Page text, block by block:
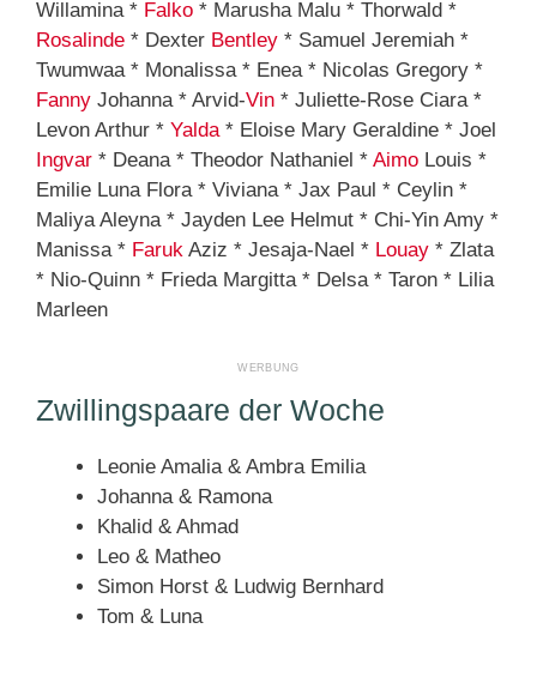
Willamina * Falko * Marusha Malu * Thorwald *
Rosalinde * Dexter Bentley * Samuel Jeremiah *
Twumwaa * Monalissa * Enea * Nicolas Gregory *
Fanny Johanna * Arvid-Vin * Juliette-Rose Ciara *
Levon Arthur * Yalda* Eloise Mary Geraldine * Joel
Ingvar * Deana * Theodor Nathaniel * Aimo Louis *
Emilie Luna Flora * Viviana * Jax Paul * Ceylin *
Maliya Aleyna * Jayden Lee Helmut * Chi-Yin Amy *
Manissa * Faruk Aziz * Jesaja-Nael * Louay * Zlata
* Nio-Quinn * Frieda Margitta * Delsa * Taron * Lilia
Marleen
Zwillingspaare der Woche
Leonie Amalia & Ambra Emilia
Johanna & Ramona
Khalid & Ahmad
Leo & Matheo
Simon Horst & Ludwig Bernhard
Tom & Luna